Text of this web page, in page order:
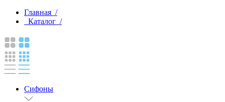
Главная /
Каталог /
Сифоны